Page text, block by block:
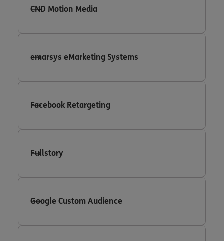
CND Motion Media
emarsys eMarketing Systems
Facebook Retargeting
Fullstory
Google Custom Audience